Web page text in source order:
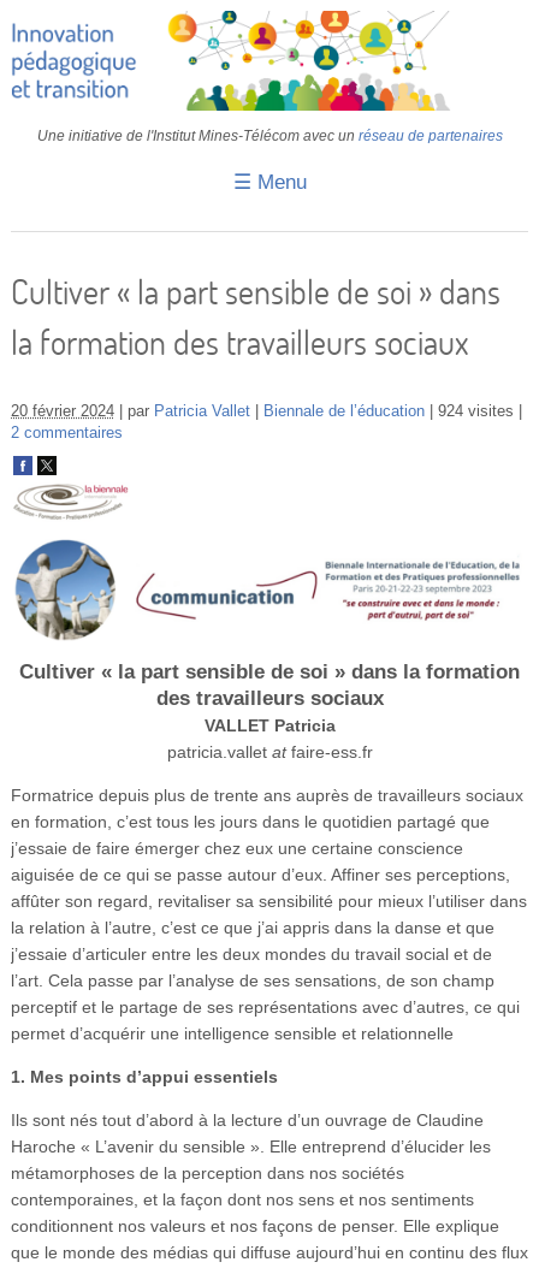
Une initiative de l'Institut Mines-Télécom avec un réseau de partenaires
☰ Menu
IA
S’inscrire
Cultiver « la part sensible de soi » dans
la formation des travailleurs sociaux
20 février 2024 par Patricia Vallet Biennale de l’éducation
924 visites
2 commentaires
Cultiver « la part sensible de soi » dans la formation
des travailleurs sociaux
VALLET Patricia
patricia.vallet atfaire-ess.fr
Formatrice depuis plus de trente ans auprès de travailleurs sociaux
en formation, c’est tous les jours dans le quotidien partagé que
j’essaie de faire émerger chez eux une certaine conscience
aiguisée de ce qui se passe autour d’eux. Affiner ses perceptions,
affûter son regard, revitaliser sa sensibilité pour mieux l’utiliser dans
la relation à l’autre, c’est ce que j’ai appris dans la danse et que
j’essaie d’articuler entre les deux mondes du travail social et de
l’art. Cela passe par l’analyse de ses sensations, de son champ
perceptif et le partage de ses représentations avec d’autres, ce qui
permet d’acquérir une intelligence sensible et relationnelle
1. Mes points d’appui essentiels
Ils sont nés tout d’abord à la lecture d’un ouvrage de Claudine
Haroche « L’avenir du sensible ». Elle entreprend d’élucider les
métamorphoses de la perception dans nos sociétés
contemporaines, et la façon dont nos sens et nos sentiments
conditionnent nos valeurs et nos façons de penser. Elle explique
que le monde des médias qui diffuse aujourd’hui en continu des flux